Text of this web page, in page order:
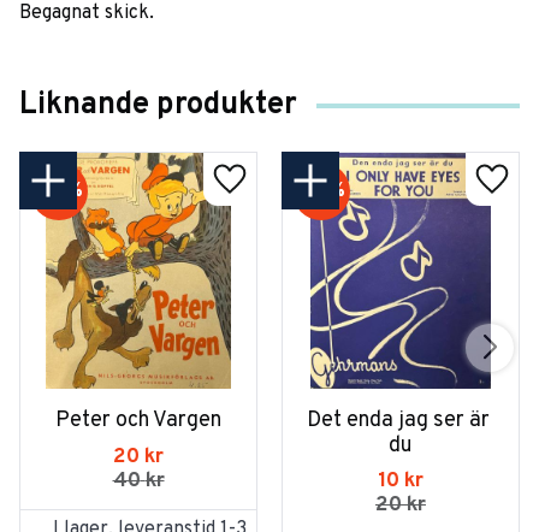
Begagnat skick.
Liknande produkter
Peter och Vargen
20 kr
40kr
50 %
Det enda jag ser är
du
10 kr
20kr
50 %